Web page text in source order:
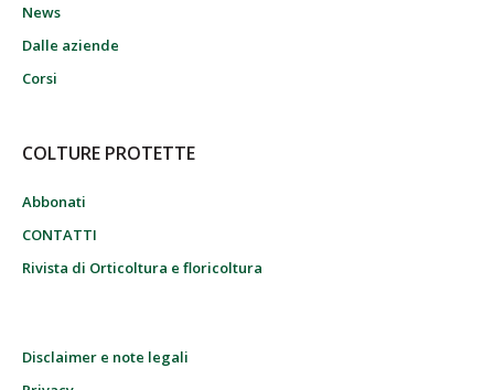
News
Dalle aziende
Corsi
COLTURE PROTETTE
Abbonati
CONTATTI
Rivista di Orticoltura e floricoltura
Disclaimer e note legali